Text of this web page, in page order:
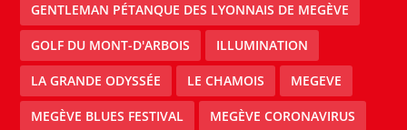
GENTLEMAN PÉTANQUE DES LYONNAIS DE MEGÈVE
GOLF DU MONT-D'ARBOIS ILLUMINATION
LA GRANDE ODYSSÉE LE CHAMOIS MEGEVE
MEGÈVE BLUES FESTIVAL MEGÈVE CORONAVIRUS